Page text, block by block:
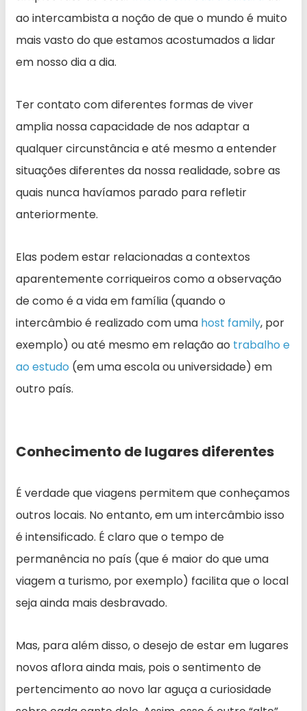
ao intercambista a noção de que o mundo é muito
mais vasto do que estamos acostumados a lidar
em nosso dia a dia.
Ter contato com diferentes formas de viver
amplia nossa capacidade de nos adaptar a
qualquer circunstância e até mesmo a entender
situações diferentes da nossa realidade, sobre as
quais nunca havíamos parado para refletir
anteriormente.
Elas podem estar relacionadas a contextos
aparentemente corriqueiros como a observação
de como é a vida em família (quando o
intercâmbio é realizado com uma host family, por
exemplo) ou até mesmo em relação ao trabalho e
ao estudo (em uma escola ou universidade) em
outro país.
Conhecimento de lugares diferentes
É verdade que viagens permitem que conheçamos
outros locais. No entanto, em um intercâmbio isso
é intensificado. É claro que o tempo de
permanência no país (que é maior do que uma
viagem a turismo, por exemplo) facilita que o local
seja ainda mais desbravado.
Mas, para além disso, o desejo de estar em lugares
novos aflora ainda mais, pois o sentimento de
pertencimento ao novo lar aguça a curiosidade